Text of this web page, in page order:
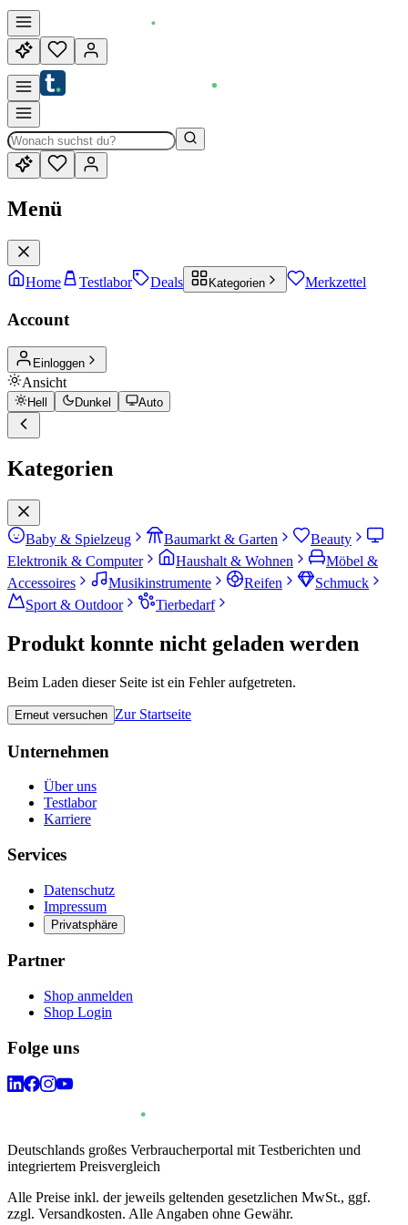
Menü
Home Testlabor Deals Kategorien Merkzettel
Account
Einloggen
Ansicht
Hell Dunkel Auto
Kategorien
Baby & Spielzeug Baumarkt & Garten
Beauty
Elektronik & Computer
Haushalt & Wohnen
Möbel &
Accessoires
Musikinstrumente Reifen
Schmuck
Sport & Outdoor
Tierbedarf
Produkt konnte nicht geladen werden
Beim Laden dieser Seite ist ein Fehler aufgetreten.
Erneut versuchen Zur Startseite
Unternehmen
Über uns
Testlabor
Karriere
Services
Datenschutz
Impressum
Privatsphäre
Partner
Shop anmelden
Shop Login
Folge uns
Deutschlands großes Verbraucherportal mit Testberichten und
integriertem Preisvergleich
Alle Preise inkl. der jeweils geltenden gesetzlichen MwSt., ggf.
zzgl. Versandkosten. Alle Angaben ohne Gewähr.